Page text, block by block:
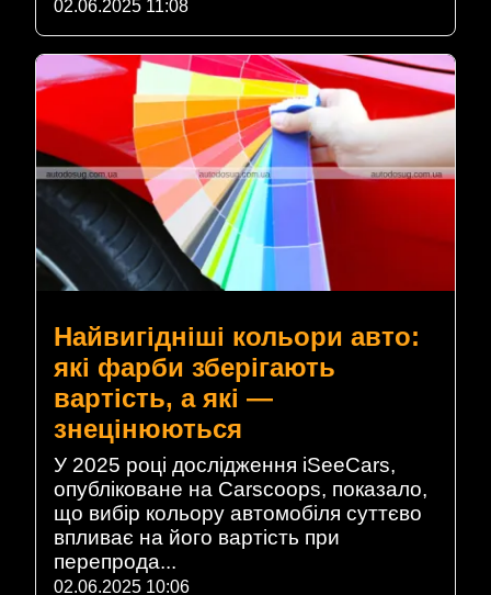
02.06.2025 11:08
Найвигідніші кольори авто:
які фарби зберігають
вартість, а які —
знецінюються
У 2025 році дослідження iSeeCars,
опубліковане на Carscoops, показало,
що вибір кольору автомобіля суттєво
впливає на його вартість при
перепрода...
02.06.2025 10:06